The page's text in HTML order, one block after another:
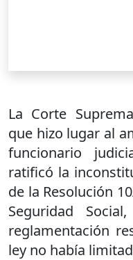
La Corte
que hizo lugar al
funcionario
ratificó la
de la Resolución
Seguridad
reglamentación
ley no había